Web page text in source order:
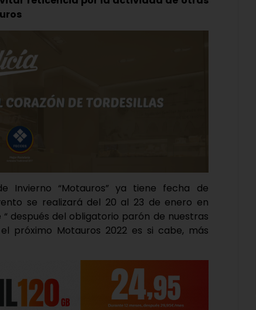
Invierno “Motauros” ya tiene fecha de
se realizará del 20 al 23 de enero en
después del obligatorio parón de nuestras
próximo Motauros 2022 es si cabe, más